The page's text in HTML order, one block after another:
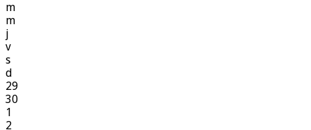
m
m
j
v
s
d
29
30
1
2